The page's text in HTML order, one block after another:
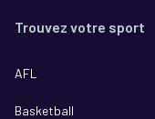
Trouvez votre sport
AFL
Basketball